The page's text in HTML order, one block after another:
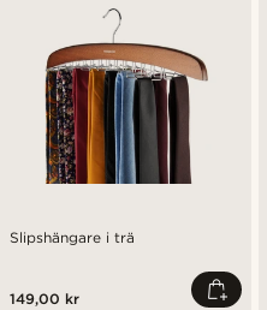
Slipshängare i trä
149,00 kr